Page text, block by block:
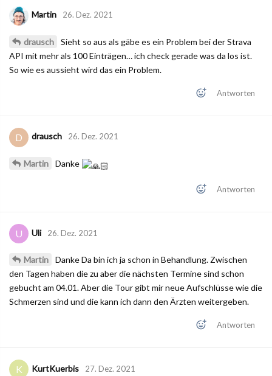
Martin 26. Dez. 2021
drausch
Sieht so aus als gäbe es ein Problem bei der Strava
API mit mehr als 100 Einträgen… ich check gerade was da los ist.
So wie es aussieht wird das ein Problem.
Antworten
D drausch 26. Dez. 2021
Martin Danke
Antworten
U Uli 26. Dez. 2021
Martin
Danke Da bin ich ja schon in Behandlung. Zwischen
den Tagen haben die zu aber die nächsten Termine sind schon
gebucht am 04.01. Aber die Tour gibt mir neue Aufschlüsse wie die
Schmerzen sind und die kann ich dann den Ärzten weitergeben.
Antworten
K KurtKuerbis 27. Dez. 2021